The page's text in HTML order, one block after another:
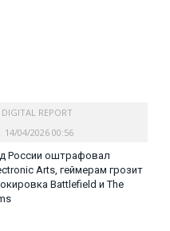
DIGITAL REPORT
14/04/2026 00:56
России оштрафовал
Arts, геймерам грозит
Battlefield и The